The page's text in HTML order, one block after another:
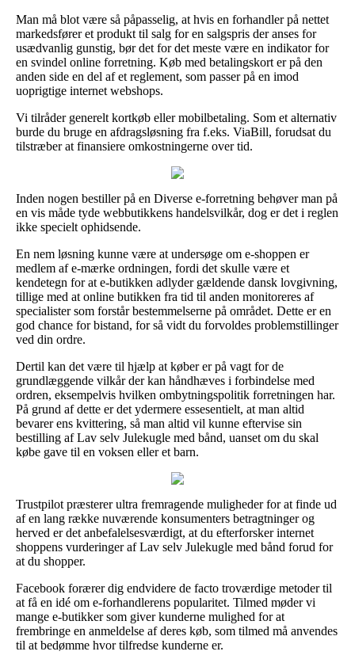
Man må blot være så påpasselig, at hvis en forhandler på nettet
markedsfører et produkt til salg for en salgspris der anses for
usædvanlig gunstig, bør det for det meste være en indikator for
en svindel online forretning. Køb med betalingskort er på den
anden side en del af et reglement, som passer på en imod
uoprigtige internet webshops.
Vi tilråder generelt kortkøb eller mobilbetaling. Som et alternativ
burde du bruge en afdragsløsning fra f.eks. ViaBill, forudsat du
tilstræber at finansiere omkostningerne over tid.
Inden nogen bestiller på en Diverse e-forretning behøver man på
en vis måde tyde webbutikkens handelsvilkår, dog er det i reglen
ikke specielt ophidsende.
En nem løsning kunne være at undersøge om e-shoppen er
medlem af e-mærke ordningen, fordi det skulle være et
kendetegn for at e-butikken adlyder gældende dansk lovgivning,
tillige med at online butikken fra tid til anden monitoreres af
specialister som forstår bestemmelserne på området. Dette er en
god chance for bistand, for så vidt du forvoldes problemstillinger
ved din ordre.
Dertil kan det være til hjælp at køber er på vagt for de
grundlæggende vilkår der kan håndhæves i forbindelse med
ordren, eksempelvis hvilken ombytningspolitik forretningen har.
På grund af dette er det ydermere essesentielt, at man altid
bevarer ens kvittering, så man altid vil kunne eftervise sin
bestilling af Lav selv Julekugle med bånd, uanset om du skal
købe gave til en voksen eller et barn.
Trustpilot præsterer ultra fremragende muligheder for at finde ud
af en lang række nuværende konsumenters betragtninger og
herved er det anbefalelsesværdigt, at du efterforsker internet
shoppens vurderinger af Lav selv Julekugle med bånd forud for
at du shopper.
Facebook forærer dig endvidere de facto troværdige metoder til
at få en idé om e-forhandlerens popularitet. Tilmed møder vi
mange e-butikker som giver kunderne mulighed for at
frembringe en anmeldelse af deres køb, som tilmed må anvendes
til at bedømme hvor tilfredse kunderne er.